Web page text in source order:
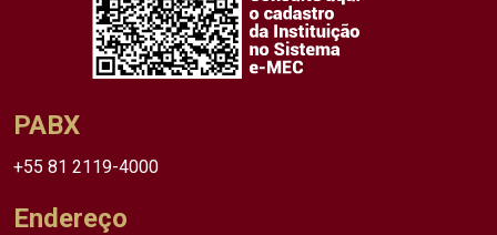
PABX
+55 81 2119-4000
Endereço